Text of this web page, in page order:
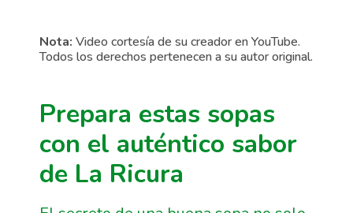
Nota: Video cortesía de su creador en YouTube.
Todos los derechos pertenecen a su autor original.
Prepara estas sopas
con el auténtico sabor
de La Ricura